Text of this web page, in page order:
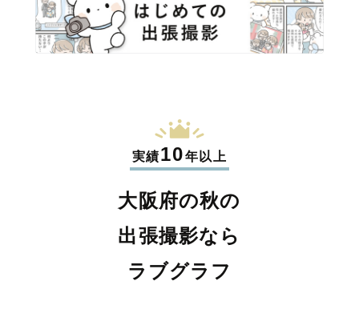
実績10年以上
大阪府の秋の
出張撮影なら
ラブグラフ